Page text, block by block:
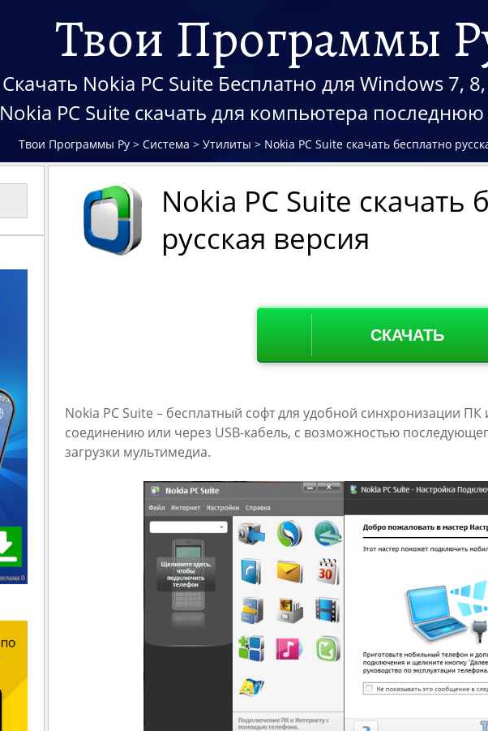
Твои Программы
Скачать Nokia PC Suite Бесплатно для Windows 7,
Nokia PC Suite скачать для компьютера
Твои Программы Ру > Система > Утилиты > Nokia PC Suite скачать бесплатно
Nokia PC Suite скачать
русская версия
СКАЧАТЬ
Nokia PC Suite – бесплатный софт для удобной синхронизации
соединению или через USB-кабель, с возможностью
загрузки мультимедиа.